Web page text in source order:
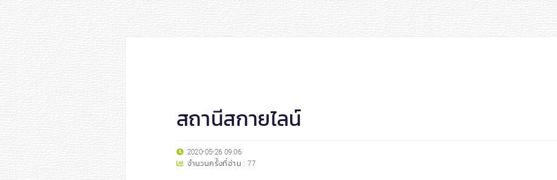
สถานีสกายไลน์
2020-05-26 09:06
จำนวนครั้งที่อ่าน :77